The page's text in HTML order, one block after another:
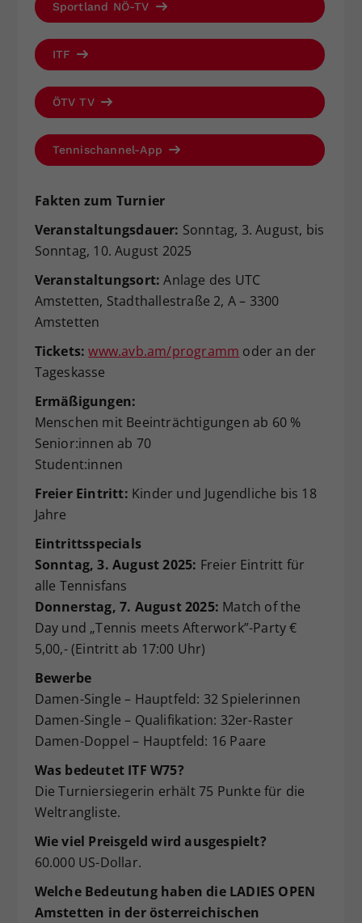
Sportland NÖ-TV
ITF
ÖTV TV
Tennischannel-App
Fakten zum Turnier
Veranstaltungsdauer: Sonntag, 3. August, bis
Sonntag, 10. August 2025
Veranstaltungsort: Anlage des UTC
Amstetten, Stadthallestraße 2, A – 3300
Amstetten
Tickets: www.avb.am/programm oder an der
Tageskasse
Ermäßigungen:
Menschen mit Beeinträchtigungen ab 60 %
Senior:innen ab 70
Student:innen
Freier Eintritt: Kinder und Jugendliche bis 18
Jahre
Eintrittsspecials
Sonntag, 3. August 2025: Freier Eintritt für
alle Tennisfans
Donnerstag, 7. August 2025: Match of the
Day und „Tennis meets Afterwork”-Party €
5,00,- (Eintritt ab 17:00 Uhr)
Bewerbe
Damen-Single – Hauptfeld: 32 Spielerinnen
Damen-Single – Qualifikation: 32er-Raster
Damen-Doppel – Hauptfeld: 16 Paare
Was bedeutet ITF W75?
Die Turniersiegerin erhält 75 Punkte für die
Weltrangliste.
Wie viel Preisgeld wird ausgespielt?
60.000 US-Dollar.
Welche Bedeutung haben die LADIES OPEN
Amstetten in der österreichischen